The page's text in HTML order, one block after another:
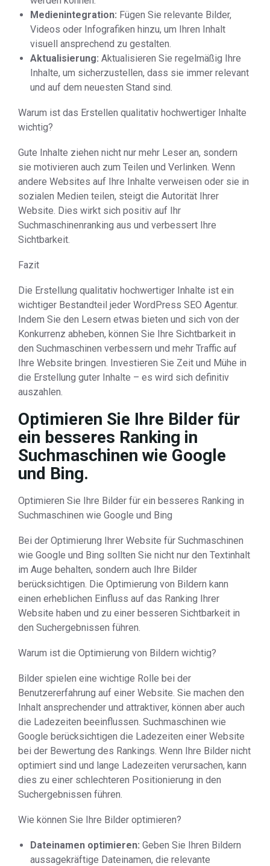
Medienintegration: Fügen Sie relevante Bilder,
Videos oder Infografiken hinzu, um Ihren Inhalt
visuell ansprechend zu gestalten.
Aktualisierung: Aktualisieren Sie regelmäßig Ihre
Inhalte, um sicherzustellen, dass sie immer relevant
und auf dem neuesten Stand sind.
Warum ist das Erstellen qualitativ hochwertiger Inhalte
wichtig?
Gute Inhalte ziehen nicht nur mehr Leser an, sondern
sie motivieren auch zum Teilen und Verlinken. Wenn
andere Websites auf Ihre Inhalte verweisen oder sie in
sozialen Medien teilen, steigt die Autorität Ihrer
Website. Dies wirkt sich positiv auf Ihr
Suchmaschinenranking aus und verbessert Ihre
Sichtbarkeit.
Fazit
Die Erstellung qualitativ hochwertiger Inhalte ist ein
wichtiger Bestandteil jeder WordPress SEO Agentur.
Indem Sie den Lesern etwas bieten und sich von der
Konkurrenz abheben, können Sie Ihre Sichtbarkeit in
den Suchmaschinen verbessern und mehr Traffic auf
Ihre Website bringen. Investieren Sie Zeit und Mühe in
die Erstellung guter Inhalte – es wird sich definitiv
auszahlen.
Optimieren Sie Ihre Bilder für
ein besseres Ranking in
Suchmaschinen wie Google
und Bing.
Optimieren Sie Ihre Bilder für ein besseres Ranking in
Suchmaschinen wie Google und Bing
Bei der Optimierung Ihrer Website für Suchmaschinen
wie Google und Bing sollten Sie nicht nur den Textinhalt
im Auge behalten, sondern auch Ihre Bilder
berücksichtigen. Die Optimierung von Bildern kann
einen erheblichen Einfluss auf das Ranking Ihrer
Website haben und zu einer besseren Sichtbarkeit in
den Suchergebnissen führen.
Warum ist die Optimierung von Bildern wichtig?
Bilder spielen eine wichtige Rolle bei der
Benutzererfahrung auf einer Website. Sie machen den
Inhalt ansprechender und attraktiver, können aber auch
die Ladezeiten beeinflussen. Suchmaschinen wie
Google berücksichtigen die Ladezeiten einer Website
bei der Bewertung des Rankings. Wenn Ihre Bilder nicht
optimiert sind und lange Ladezeiten verursachen, kann
dies zu einer schlechteren Positionierung in den
Suchergebnissen führen.
Wie können Sie Ihre Bilder optimieren?
Dateinamen optimieren: Geben Sie Ihren Bildern
aussagekräftige Dateinamen, die relevante